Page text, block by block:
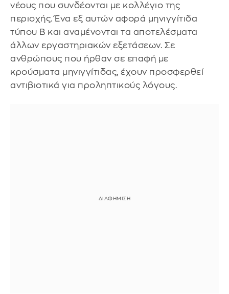
νέους που συνδέονται με κολλέγιο της
περιοχής. Ένα εξ αυτών αφορά μηνιγγίτιδα
τύπου Β και αναμένονται τα αποτελέσματα
άλλων εργαστηριακών εξετάσεων. Σε
ανθρώπους που ήρθαν σε επαφή με
κρούσματα μηνιγγίτιδας, έχουν προσφερθεί
αντιβιοτικά για προληπτικούς λόγους.